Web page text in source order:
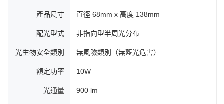
產品尺寸 直徑 68mm x 高度 138mm
配光型式 非指向型半周光分布
光生物安全類別 無風險類別（無藍光危害）
額定功率 10W
光通量 900 lm